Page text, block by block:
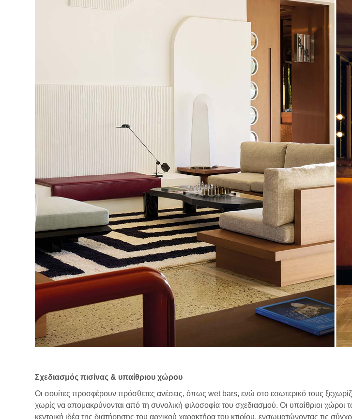
Σχεδιασμός πισίνας & υπαίθριου χώρου
Οι σουίτες προσφέρουν πρόσθετες ανέσεις, όπως wet bars, ενώ στο εσωτερικό τους
χωρίς να απομακρύνονται από τη συνολική φιλοσοφία του σχεδιασμού. Οι υπαίθριοι χώροι
κεντρική ιδέα της διατήρησης του αρχικού χαρακτήρα του κτιρίου, ενσωματώνοντας τις